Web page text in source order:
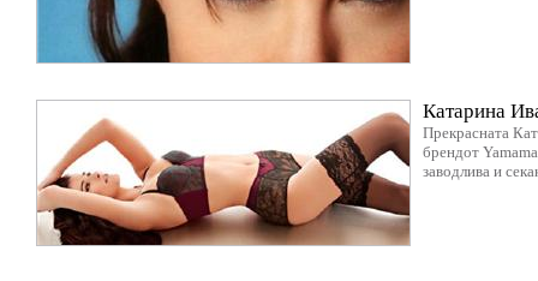
Катарина
Прекрасната
брендот
заводлива и